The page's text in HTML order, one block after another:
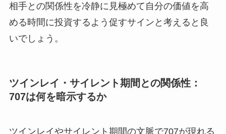
相手との関係性を冷静に見極めて自分の価値を高
める時間に投資するよう促すサインと考えると良
いでしょう。
ツインレイ・サイレント期間との関係性：
707は何を暗示するか
ツインレイやサイレント期間の文脈で707が現れる